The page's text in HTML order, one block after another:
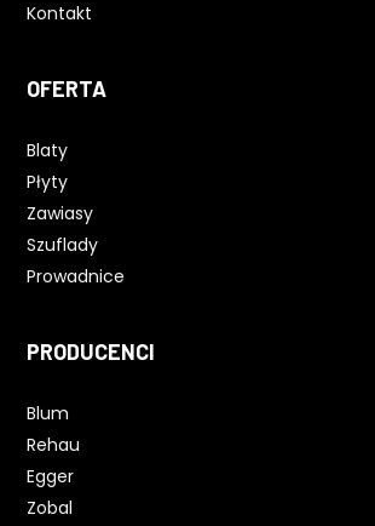
Kontakt
OFERTA
Blaty
Płyty
Zawiasy
Szuflady
Prowadnice
PRODUCENCI
Blum
Rehau
Egger
Zobal